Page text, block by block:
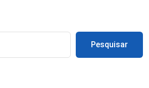
Pesquisar